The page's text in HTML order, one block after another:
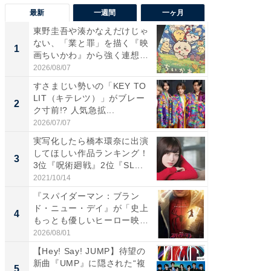
最新 一週間 一ヶ月
1
東野圭吾や湊かなえだけじゃ
ない、「業と罪」を描く『映
画ちいかわ』から強く連想し
た...
2026/08/07
2
すさまじい勢いの「KEY TO
LIT（キテレツ）」がブレー
ク寸前!? 人気急拡...
2026/07/07
3
実写化したら橋本環奈に出演
してほしい作品ランキング！
3位『呪術廻戦』2位『SL...
2021/10/14
4
『スパイダーマン：ブラン
ド・ニュー・デイ』が「史上
もっとも優しいヒーロー映
画」に...
2026/08/01
【Hey! Say! JUMP】待望の
新曲『UMP』に隠された“複